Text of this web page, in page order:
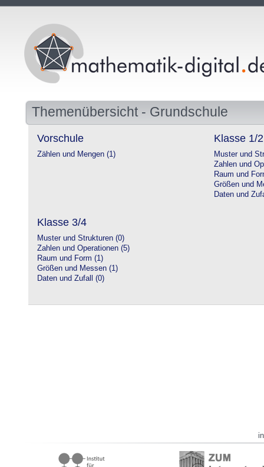
Themenübersicht - Grundschule
Vorschule
Zählen und Mengen (1)
Klasse 1/2
Muster und
Zahlen und
Raum und
Größen und
Daten und
Klasse 3/4
Muster und Strukturen (0)
Zahlen und Operationen (5)
Raum und Form (1)
Größen und Messen (1)
Daten und Zufall (0)